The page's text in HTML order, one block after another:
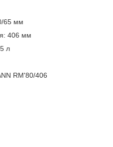
65 мм
406 мм
л
RM'80/406